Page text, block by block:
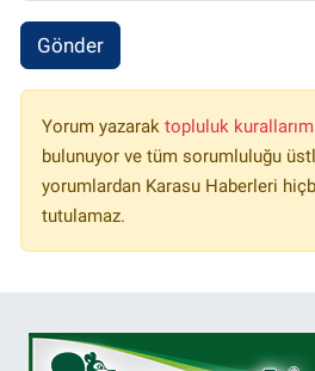
Gönder
Yorum yazarak topluluk
bulunuyor ve tüm sorumluluğu
yorumlardan Karasu Haberleri
tutulamaz.